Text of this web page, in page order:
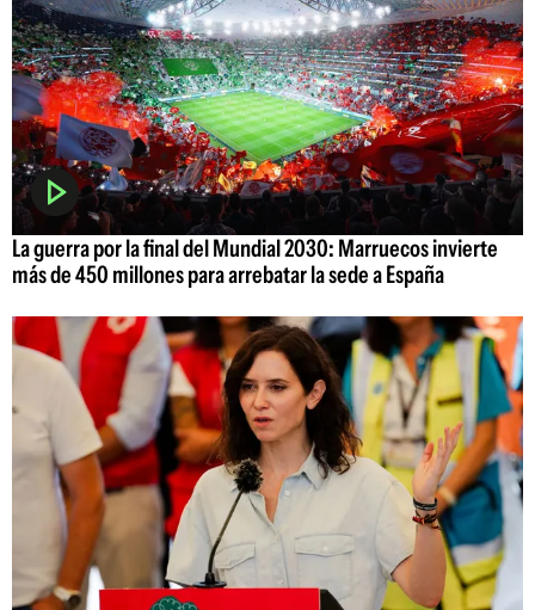
La guerra por la final del Mundial 2030: Marruecos invierte
más de 450 millones para arrebatar la sede a España